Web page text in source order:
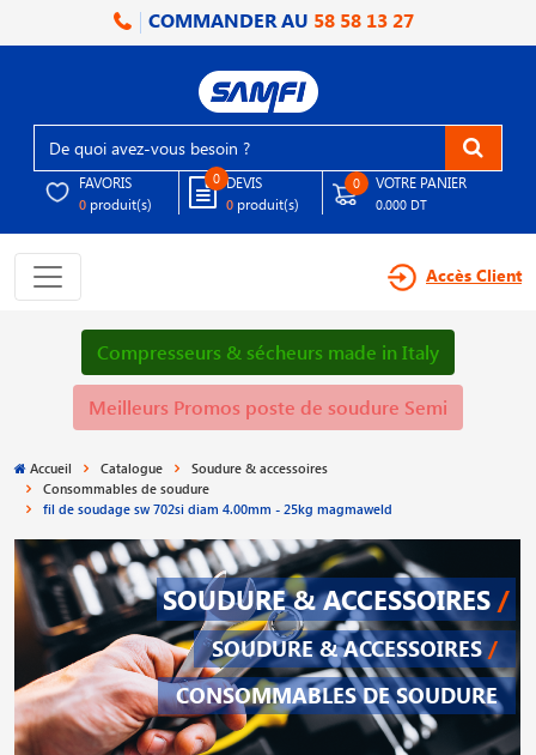
COMMANDER AU 58 58 13 27
FAVORIS
0 produit(s)
0 DEVIS
0 produit(s)
0 VOTRE PANIER
0.000 DT
Accès Client
Compresseurs & sécheurs made in Italy
Meilleurs Promos poste de soudure Semi
Accueil Catalogue
Soudure & accessoires
Consommables de soudure
fil de soudage sw 702si diam 4.00mm - 25kg magmaweld
SOUDURE & ACCESSOIRES /
SOUDURE & ACCESSOIRES /
CONSOMMABLES DE SOUDURE